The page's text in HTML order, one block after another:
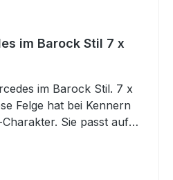
Ihnen diese sehr gerne.
im Barock Stil 7 x
im Barock Stil. 7 x
Felge hat bei Kennern
Sie passt auf